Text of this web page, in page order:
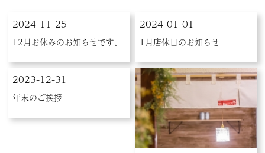
2024-11-25
12月お休みのお知らせです。
2024-01-01
1月店休日のお知らせ
2023-12-31
年末のご挨拶